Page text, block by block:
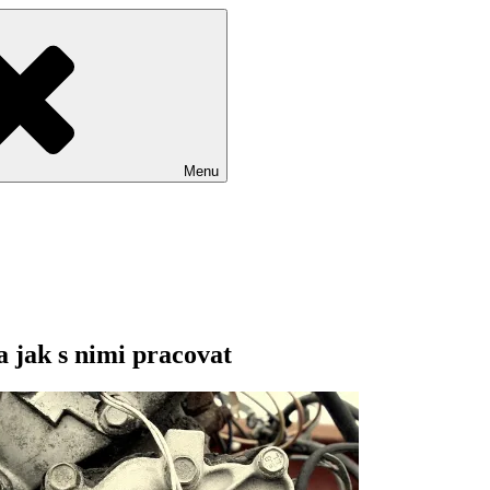
Menu
jak s nimi pracovat